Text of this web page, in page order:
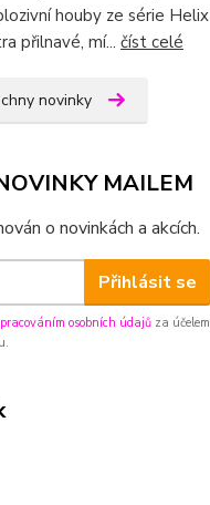
houby ze série Helix
přilnavé, mí... číst celé
novinky
MAILEM
o novinkách a akcích.
Přihlásit se
osobních údajů za účelem